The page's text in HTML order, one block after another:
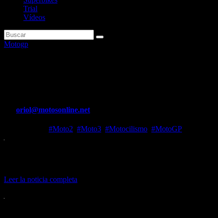
Trial
Vídeos
Motogp
oriol@motosonline.net
#Moto2 #Moto3 #Motocilismo #MotoGP
Leer la noticia completa